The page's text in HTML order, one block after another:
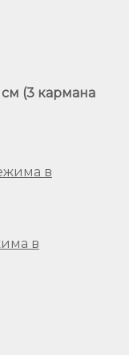
(3 кармана
в